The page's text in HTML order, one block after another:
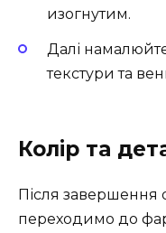
изогнутим.
Далі
текстури та
Колір та
Після завершення
переходимо до